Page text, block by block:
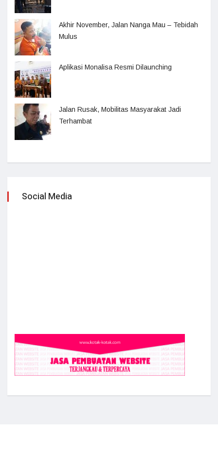
Akhir November, Jalan Nanga Mau – Tebidah
Mulus
Aplikasi Monalisa Resmi Dilaunching
Jalan Rusak, Mobilitas Masyarakat Jadi
Terhambat
Social Media